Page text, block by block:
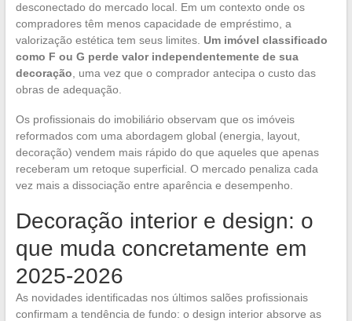
desconectado do mercado local. Em um contexto onde os
compradores têm menos capacidade de empréstimo, a
valorização estética tem seus limites. Um imóvel classificado
como F ou G perde valor independentemente de sua
decoração, uma vez que o comprador antecipa o custo das
obras de adequação.
Os profissionais do imobiliário observam que os imóveis
reformados com uma abordagem global (energia, layout,
decoração) vendem mais rápido do que aqueles que apenas
receberam um retoque superficial. O mercado penaliza cada
vez mais a dissociação entre aparência e desempenho.
Decoração interior e design: o
que muda concretamente em
2025-2026
As novidades identificadas nos últimos salões profissionais
confirmam a tendência de fundo: o design interior absorve as